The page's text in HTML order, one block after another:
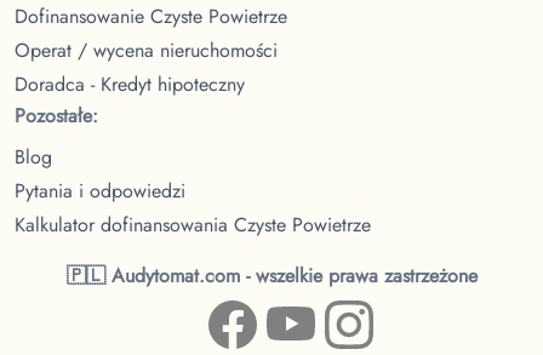
Dofinansowanie Czyste Powietrze
Operat / wycena nieruchomości
Doradca - Kredyt hipoteczny
Pozostałe:
Blog
Pytania i odpowiedzi
Kalkulator dofinansowania Czyste Powietrze
🇵🇱 Audytomat.com - wszelkie prawa zastrzeżone